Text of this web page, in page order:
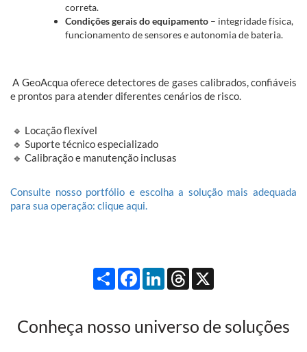
correta.
Condições gerais do equipamento – integridade física,
funcionamento de sensores e autonomia de bateria.
A GeoAcqua oferece detectores de gases calibrados, confiáveis
e prontos para atender diferentes cenários de risco.
🔹 Locação flexível
🔹 Suporte técnico especializado
🔹 Calibração e manutenção inclusas
Consulte nosso portfólio e escolha a solução mais adequada
para sua operação: clique aqui.
Compartilhar
FacebookLinkedInThreads
Conheça nosso universo de soluções